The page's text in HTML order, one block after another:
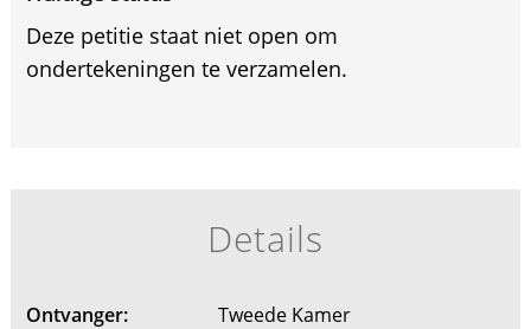
Deze petitie staat niet open om
ondertekeningen te verzamelen.
Details
Ontvanger:
Tweede Kamer